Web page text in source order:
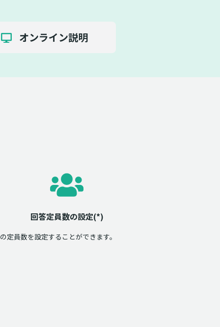
オンライン説明
回答定員数の設定(*)
定員数を設定することができます。